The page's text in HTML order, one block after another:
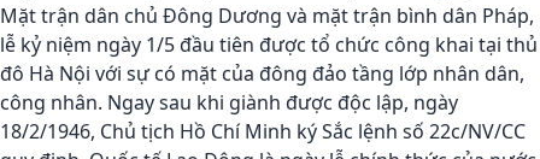
Mặt trận dân chủ Đông Dương và mặt trận bình dân Pháp,
lễ kỷ niệm ngày 1/5 đầu tiên được tổ chức công khai tại thủ
đô Hà Nội với sự có mặt của đông đảo tầng lớp nhân dân,
công nhân. Ngay sau khi giành được độc lập, ngày
18/2/1946, Chủ tịch Hồ Chí Minh ký Sắc lệnh số 22c/NV/CC